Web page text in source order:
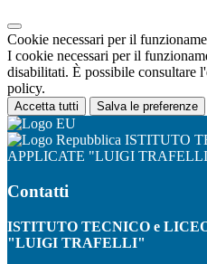
Cookie necessari per il
I cookie necessari per il
disabilitati. È possibile consultare
policy.
Accetta tutti Salva le preferenze
ISTITUTO
APPLICATE "LUIGI
Contatti
ISTITUTO TECNICO e
"LUIGI TRAFELLI"